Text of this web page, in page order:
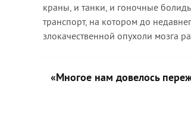
краны, и танки, и гоночные
транспорт, на котором до
злокачественной опухоли мозга
«Многое нам довелось